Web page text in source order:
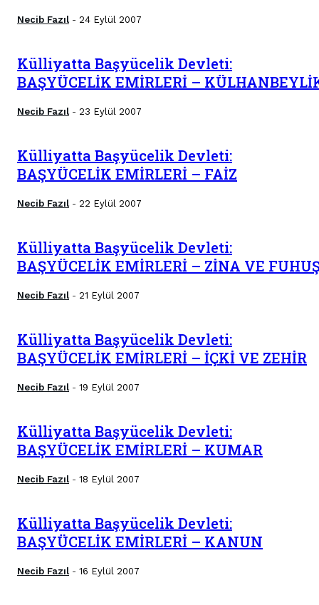
Necib Fazıl - 24 Eylül 2007
Külliyatta Başyücelik Devleti:
BAŞYÜCELİK EMİRLERİ –
Necib Fazıl - 23 Eylül 2007
Külliyatta Başyücelik Devleti:
BAŞYÜCELİK EMİRLERİ – FAİZ
Necib Fazıl - 22 Eylül 2007
Külliyatta Başyücelik Devleti:
BAŞYÜCELİK EMİRLERİ – ZİNA VE
Necib Fazıl - 21 Eylül 2007
Külliyatta Başyücelik Devleti:
BAŞYÜCELİK EMİRLERİ – İÇKİ VE ZEHİR
Necib Fazıl - 19 Eylül 2007
Külliyatta Başyücelik Devleti:
BAŞYÜCELİK EMİRLERİ – KUMAR
Necib Fazıl - 18 Eylül 2007
Külliyatta Başyücelik Devleti:
BAŞYÜCELİK EMİRLERİ – KANUN
Necib Fazıl - 16 Eylül 2007